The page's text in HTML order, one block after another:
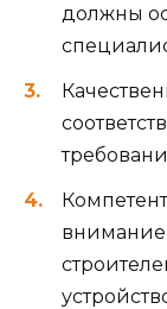
должны
внимание